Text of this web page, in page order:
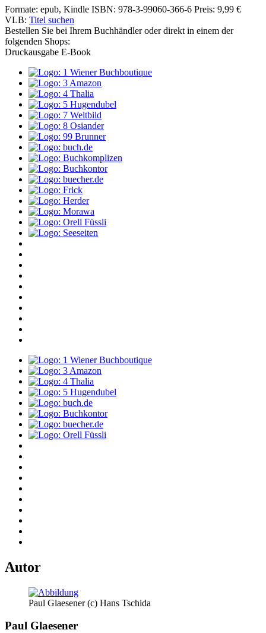
Formate: epub, Kindle ISBN: 978-3-99060-366-6 Preis: 9,99 €
VLB: Titel suchen
Bestellen Sie bei Ihrem Buchhändler oder direkt in einem der
folgenden Shops:
Druckausgabe E-Book
Autor
Paul Glaesener (c) Hans Tschida
Paul Glaesener